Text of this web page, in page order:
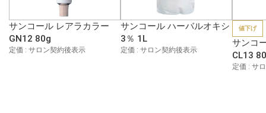
サンコール レアラカラー
GN12 80g
定価 : サロン契約後表示
サンコール ハーバルオキシ
3％ 1L
定価 : サロン契約後表示
値下げ
サンコ
CL13
定価 : サ